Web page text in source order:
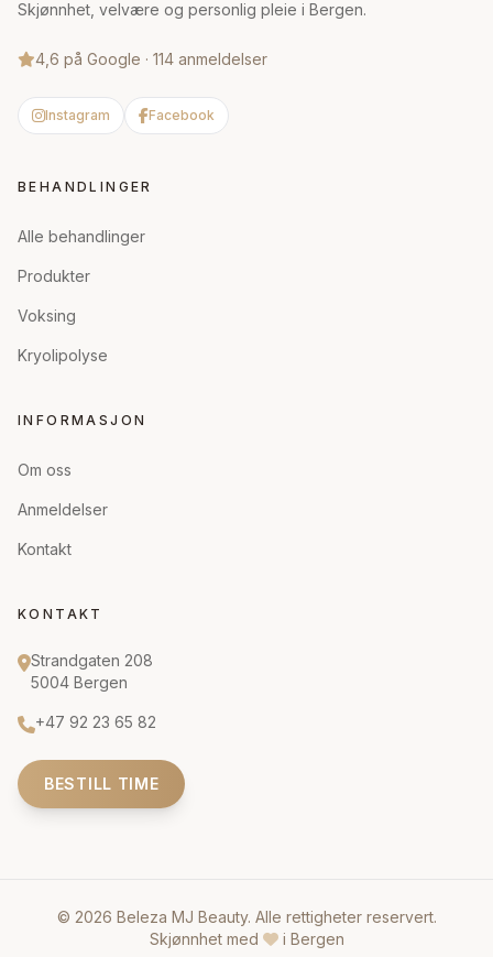
Skjønnhet, velvære og personlig pleie i Bergen.
4,6 på Google · 114 anmeldelser
Instagram Facebook
BEHANDLINGER
Alle behandlinger
Produkter
Voksing
Kryolipolyse
INFORMASJON
Om oss
Anmeldelser
Kontakt
KONTAKT
Strandgaten 208
5004 Bergen
+47 92 23 65 82
BESTILL TIME
© 2026 Beleza MJ Beauty. Alle rettigheter reservert.
Skjønnhet med
i Bergen